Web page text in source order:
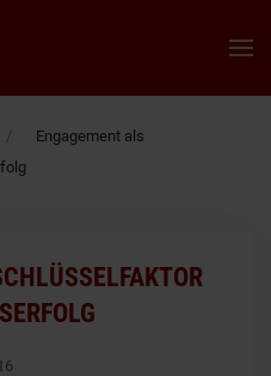
Engagement als